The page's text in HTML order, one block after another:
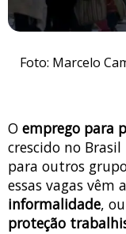
Foto: Marcelo
O emprego para
crescido no
para outros
essas vagas vêm
informalidade,
proteção